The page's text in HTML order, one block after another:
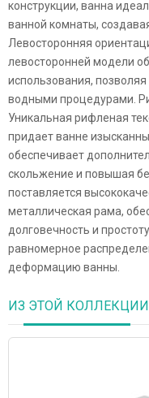
конструкции, ванна
ванной комнаты,
Левосторонняя
левосторонней модели
использования,
водными процедурами.
Уникальная рифленая
придает ванне
обеспечивает
скольжение и повышая
поставляется
металлическая рама,
долговечность и
равномерное
деформацию ванны.
ИЗ ЭТОЙ КОЛЛЕКЦИИ